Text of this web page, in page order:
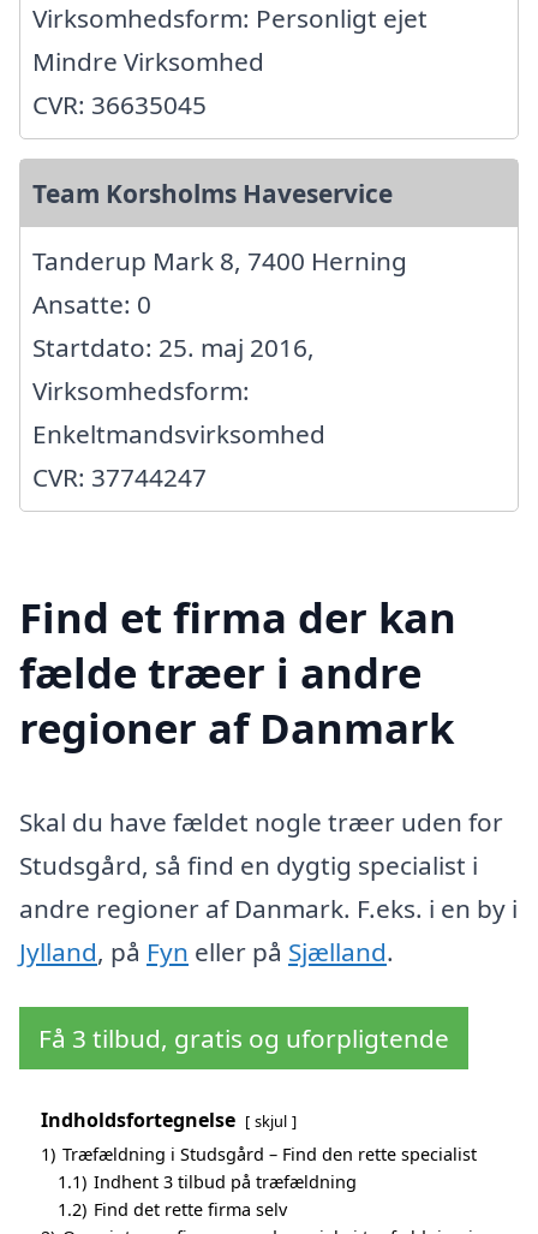
Virksomhedsform: Personligt ejet
Mindre Virksomhed
CVR: 36635045
Team Korsholms Haveservice
Tanderup Mark 8, 7400 Herning
Ansatte: 0
Startdato: 25. maj 2016,
Virksomhedsform:
Enkeltmandsvirksomhed
CVR: 37744247
Find et firma der kan
fælde træer i andre
regioner af Danmark
Skal du have fældet nogle træer uden for
Studsgård, så find en dygtig specialist i
andre regioner af Danmark. F.eks. i en by i
Jylland, på Fyn eller på Sjælland.
Få 3 tilbud, gratis og uforpligtende
Indholdsfortegnelse skjul
1) Træfældning i Studsgård – Find den rette specialist
1.1) Indhent 3 tilbud på træfældning
1.2) Find det rette firma selv